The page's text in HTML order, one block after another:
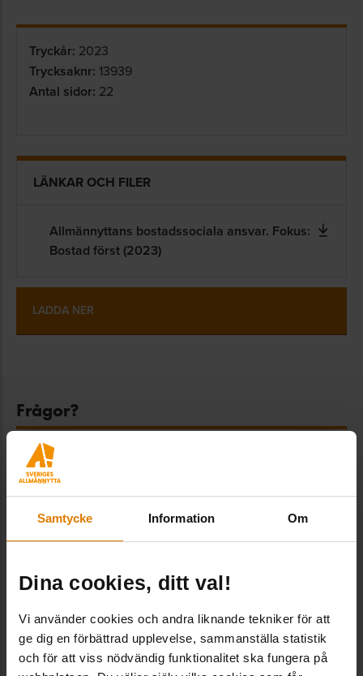
Samtycke Information Om
Dina cookies, ditt val!
Vi använder cookies och andra liknande tekniker för att
ge dig en förbättrad upplevelse, sammanställa statistik
och för att viss nödvändig funktionalitet ska fungera på
Tryckår: 2023
Trycksaknr: 13939
Antal sidor: 22
LÄNKAR OCH FILER
Allmännyttans bostadssociala ansvar. Fokus:
Bostad först (2023)
LADDA NER
Frågor?
Kundtjänst
Kundtjänst/vaktmästeri, Administration
Vaktmästeriet och tar bland annat hand om
beställningar och kundtjänstfrågor i vår webbshop.
vaktmasteri@sverigesallmannytta.se
08-406 55 00
VANLIGA FRÅGOR